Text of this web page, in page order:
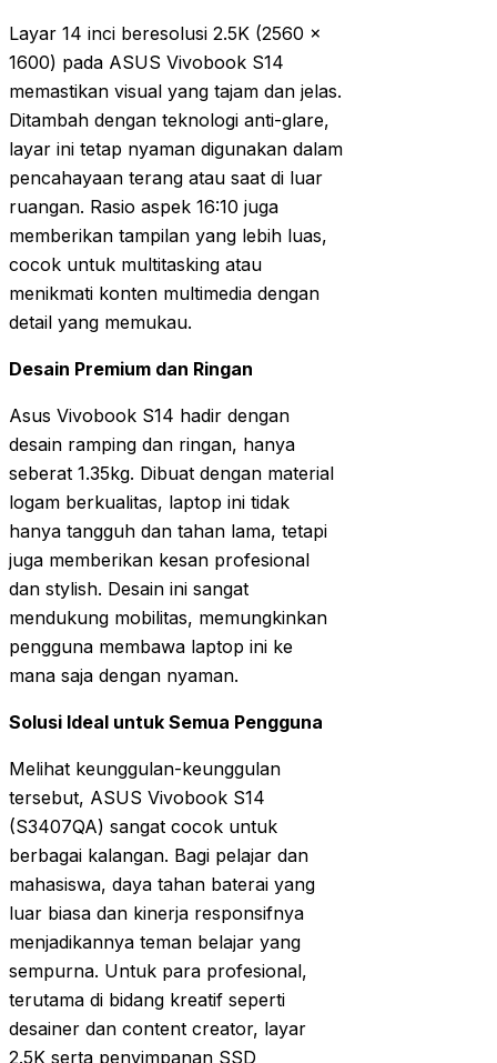
Layar 14 inci beresolusi 2.5K (2560 x
1600) pada ASUS Vivobook S14
memastikan visual yang tajam dan jelas.
Ditambah dengan teknologi anti-glare,
layar ini tetap nyaman digunakan dalam
pencahayaan terang atau saat di luar
ruangan. Rasio aspek 16:10 juga
memberikan tampilan yang lebih luas,
cocok untuk multitasking atau
menikmati konten multimedia dengan
detail yang memukau.
Desain Premium dan Ringan
Asus Vivobook S14 hadir dengan
desain ramping dan ringan, hanya
seberat 1.35kg. Dibuat dengan material
logam berkualitas, laptop ini tidak
hanya tangguh dan tahan lama, tetapi
juga memberikan kesan profesional
dan stylish. Desain ini sangat
mendukung mobilitas, memungkinkan
pengguna membawa laptop ini ke
mana saja dengan nyaman.
Solusi Ideal untuk Semua Pengguna
Melihat keunggulan-keunggulan
tersebut, ASUS Vivobook S14
(S3407QA) sangat cocok untuk
berbagai kalangan. Bagi pelajar dan
mahasiswa, daya tahan baterai yang
luar biasa dan kinerja responsifnya
menjadikannya teman belajar yang
sempurna. Untuk para profesional,
terutama di bidang kreatif seperti
desainer dan content creator, layar
2.5K serta penyimpanan SSD